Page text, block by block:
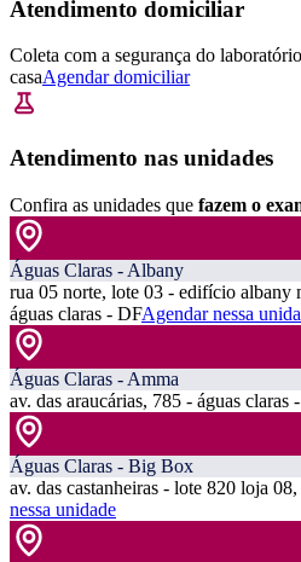
Atendimento domiciliar
Coleta com a segurança do
casaAgendar domiciliar
Atendimento nas unidades
Confira as unidades que fazem o
Águas Claras - Albany
rua 05 norte, lote 03 - edifício albany
águas claras - DFAgendar nessa
Águas Claras - Amma
av. das araucárias, 785 - águas claras
Águas Claras - Big Box
av. das castanheiras - lote 820 loja
nessa unidade